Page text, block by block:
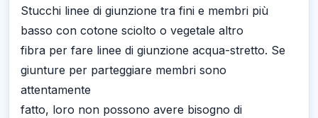
Stucchi linee di giunzione tra fini e membri più
basso con cotone sciolto o vegetale altro
fibra per fare linee di giunzione acqua-stretto. Se
giunture per parteggiare membri sono
attentamente
fatto, loro non possono avere bisogno di